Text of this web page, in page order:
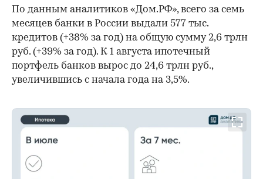
По данным аналитиков «Дом.РФ», всего за семь
месяцев банки в России выдали 577 тыс.
кредитов (+38% за год) на общую сумму 2,6 трлн
руб. (+39% за год). К 1 августа ипотечный
портфель банков вырос до 24,6 трлн руб.,
увеличившись с начала года на 3,5%.